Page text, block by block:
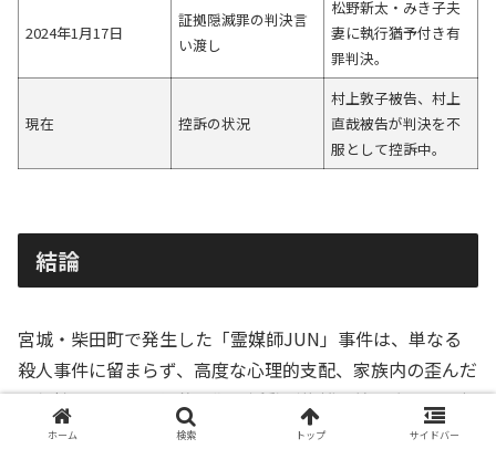
2024年1月17日
証拠隠滅罪の判決言
い渡し
松野新太・みき子夫
妻に執行猶予付き有
罪判決。
現在 控訴の状況
村上敦子被告、村上
直哉被告が判決を不
服として控訴中。
結論
宮城・柴田町で発生した「霊媒師JUN」事件は、単なる
殺人事件に留まらず、高度な心理的支配、家族内の歪んだ
関係性、そして組織的な犯罪活動が複雑に絡み合った、極
めて特異な事件としてその全貌が明らかになりました。
ホーム 検索 トップ サイドバー